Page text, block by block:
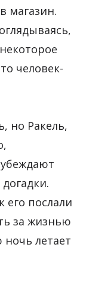
магазин.
человек-
но Ракель,
убеждают
его послали
за жизнью
летает